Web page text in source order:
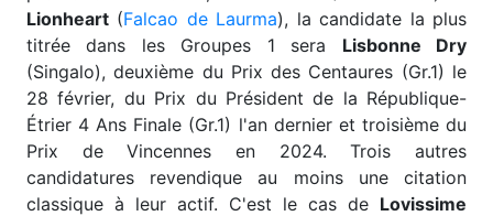
Lionheart (Falcao de Laurma), la candidate la plus
titrée dans les Groupes 1 sera Lisbonne Dry
(Singalo), deuxième du Prix des Centaures (Gr.1) le
28 février, du Prix du Président de la République-
Étrier 4 Ans Finale (Gr.1) l'an dernier et troisième du
Prix de Vincennes en 2024. Trois autres
candidatures revendique au moins une citation
classique à leur actif. C'est le cas de Lovissime